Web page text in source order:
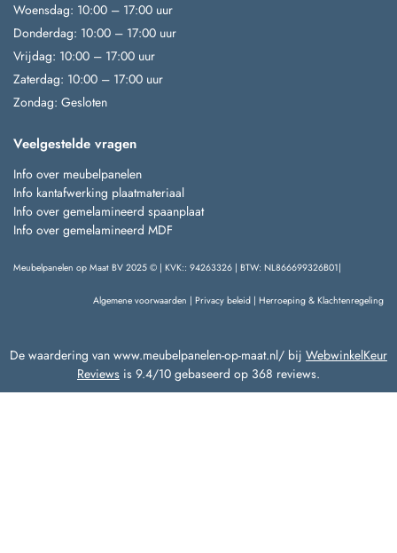
Woensdag: 10:00 – 17:00 uur
Donderdag: 10:00 – 17:00 uur
Vrijdag: 10:00 – 17:00 uur
Zaterdag: 10:00 – 17:00 uur
Zondag: Gesloten
Veelgestelde vragen
Info over meubelpanelen
Info kantafwerking plaatmateriaal
Info over gemelamineerd spaanplaat
Info over gemelamineerd MDF
Meubelpanelen op Maat BV 2025 © | KVK:: 94263326 | BTW: NL866699326B01|
Algemene voorwaarden | Privacy beleid | Herroeping & Klachtenregeling
De waardering van www.meubelpanelen-op-maat.nl/ bij WebwinkelKeur
Reviews is 9.4/10 gebaseerd op 368 reviews.